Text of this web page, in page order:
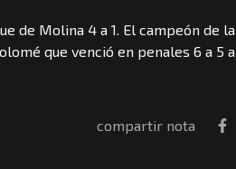
de Molina 4 a 1. El campeón de la
que venció en penales 6 a 5 a
compartir nota